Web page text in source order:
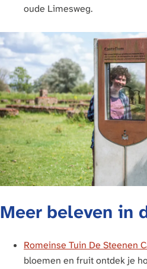
oude Limesweg.
Meer beleven in
Romeinse Tuin De Steenen
bloemen en fruit ontdek je